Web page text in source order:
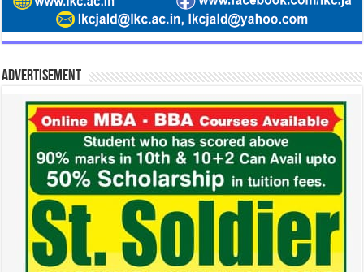
Advertisement